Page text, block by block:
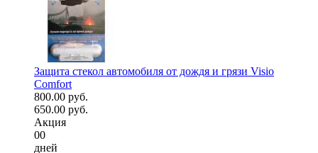
Защита стекол автомобиля от дождя и грязи Visio
Comfort
800.00 руб.
650.00 руб.
Акция
00
дней